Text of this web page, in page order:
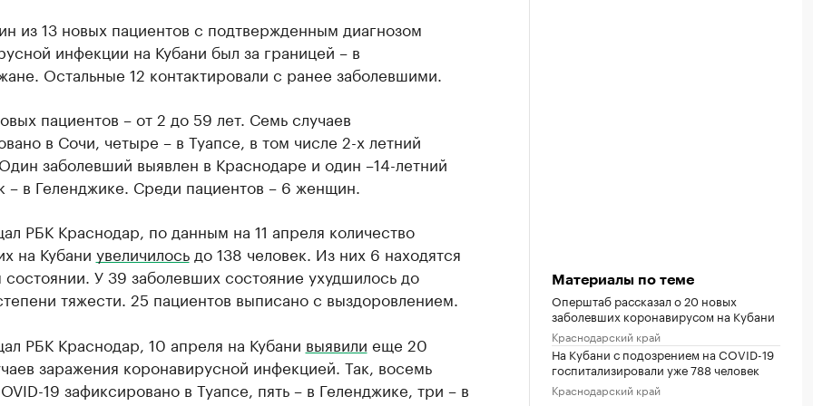
из 13 новых пациентов с подтвержденным диагнозом
инфекции на Кубани был за границей – в
Остальные 12 контактировали с ранее заболевшими.
пациентов – от 2 до 59 лет. Семь случаев
в Сочи, четыре – в Туапсе, в том числе 2-х летний
заболевший выявлен в Краснодаре и один –14-летний
– в Геленджике. Среди пациентов – 6 женщин.
РБК Краснодар, по данным на 11 апреля количество
на Кубани увеличилосьдо 138 человек. Из них 6 находятся
У 39 заболевших состояние ухудшилось до
тяжести. 25 пациентов выписано с выздоровлением.
РБК Краснодар, 10 апреля на Кубани выявили еще 20
заражения коронавирусной инфекцией. Так, восемь
19 зафиксировано в Туапсе, пять – в Геленджике, три – в
Материалы по теме
Оперштаб рассказал о 20 новых
заболевших коронавирусом на Кубани
Краснодарский край
На Кубани с подозрением на COVID-19
госпитализировали уже 788 человек
Краснодарский край